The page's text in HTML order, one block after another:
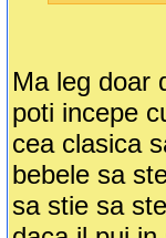
Ma leg doar
poti incepe
cea clasica
bebele sa
sa stie sa